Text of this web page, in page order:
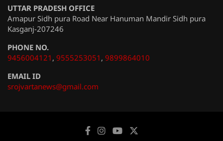
UTTAR PRADESH OFFICE
Amapur Sidh pura Road Near Hanuman Mandir Sidh pura
Kasganj-207246
PHONE NO.
9456004121 , 9555253051 , 9899864010
EMAIL ID
srojvartanews@gmail.com